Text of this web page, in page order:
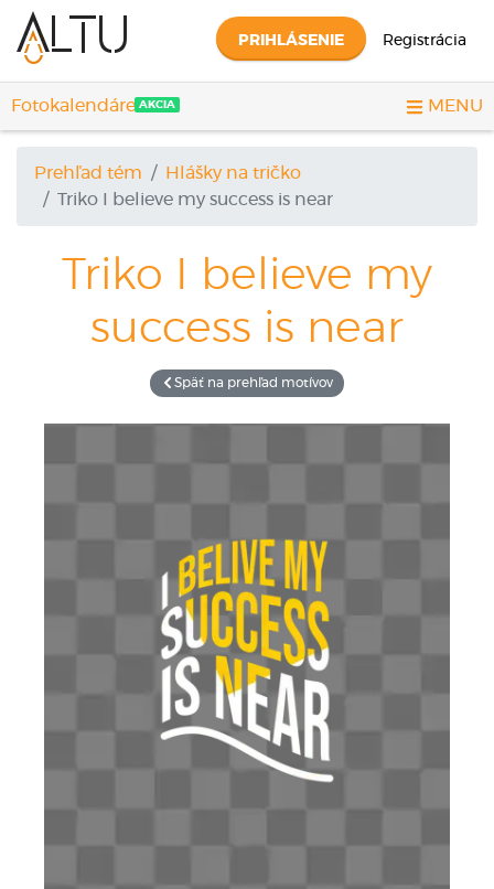
PRIHLÁSENIE Registrácia
Fotokalendáre AKCIA MENU
Prehľad tém
Hlášky na tričko
Triko
I believe my success is near
Triko
I believe my
success is near
Späť na prehľad motívov